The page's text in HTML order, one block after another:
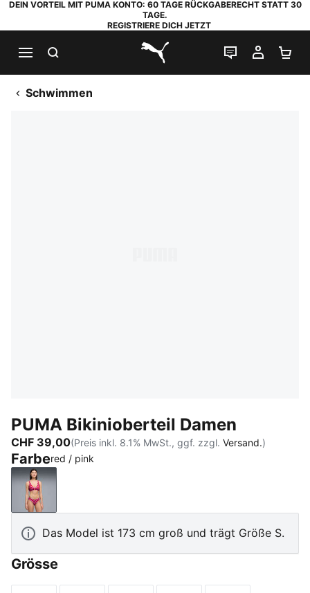
DEIN VORTEIL MIT PUMA KONTO: 60 TAGE RÜCKGABERECHT STATT 30
TAGE.
REGISTRIERE DICH JETZT
PUMA.com
LIVE-CHAT
MEIN
Schwimmen
PUMA Bikinioberteil Damen
CHF 39,00(Preis inkl. 8.1% MwSt., ggf. zzgl. Versand.)
Farbered / pink
red / pink
Das Model ist 173 cm groß und trägt Größe S.
Grösse